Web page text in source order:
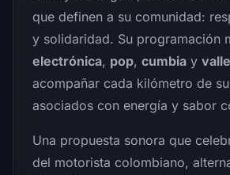
que definen a su comunidad:
y solidaridad. Su programación
electrónica, pop, cumbia y
acompañar cada kilómetro de
asociados con energía y sabor
Una propuesta sonora que
del motorista colombiano,